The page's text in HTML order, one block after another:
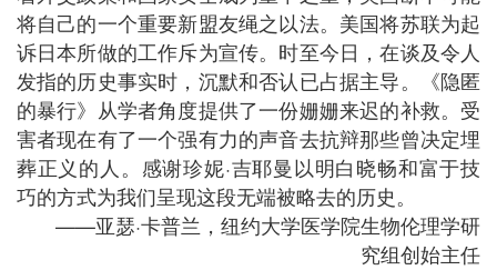
将自己的一个重要新盟友绳之以法。美国将苏联为起
诉日本所做的工作斥为宣传。时至今日，在谈及令人
发指的历史事实时，沉默和否认已占据主导。《隐匿
的暴行》从学者角度提供了一份姗姗来迟的补救。受
害者现在有了一个强有力的声音去抗辩那些曾决定埋
葬正义的人。感谢珍妮·吉耶曼以明白晓畅和富于技
巧的方式为我们呈现这段无端被略去的历史。
——亚瑟·卡普兰，纽约大学医学院生物伦理学研
究组创始主任